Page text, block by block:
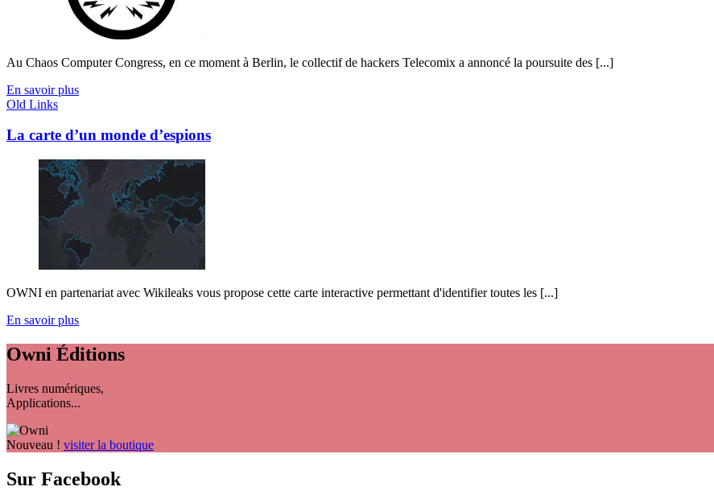
Au Chaos Computer Congress, en ce moment à Berlin, le collectif de hackers Telecomix a annoncé la poursuite des [...]
En savoir plus
Old Links
La carte d’un monde d’espions
OWNI en partenariat avec Wikileaks vous propose cette carte interactive permettant d'identifier toutes les [...]
En savoir plus
Owni Éditions
Livres numériques,
Applications...
Nouveau ! visiter la boutique
Sur Facebook